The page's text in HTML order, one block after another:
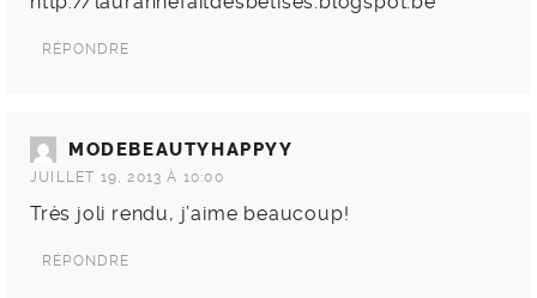
RÉPONDRE
MODEBEAUTYHAPPYY
JUILLET 19, 2013 À 10:00
Très joli rendu, j’aime beaucoup!
RÉPONDRE